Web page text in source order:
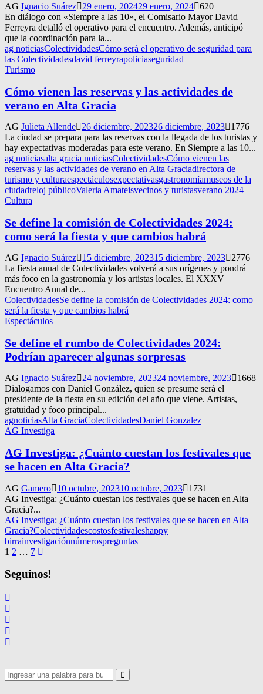
AG Ignacio Suárez 29 enero, 202429 enero, 2024 620
En diálogo con «Siempre a las 10», el Comisario Mayor David
Ferreyra detalló el operativo para el encuentro. Además, anticipó
que la coordinación para la...
ag noticiasColectividadesCómo será el operativo de seguridad para
las Colectividadesdavid ferreyrapoliciaseguridad
Turismo
Cómo vienen las reservas y las actividades de
verano en Alta Gracia
AG Julieta Allende 26 diciembre, 202326 diciembre, 2023
1776
La ciudad se prepara para las reservas con la llegada de los turistas y
hay expectativas moderadas para este verano. En Siempre a las 10...
ag noticiasalta gracia noticiasColectividadesCómo vienen las
reservas y las actividades de verano en Alta Graciadirectora de
turismo y culturaespectáculosexpectativasgastronomíamuseos de la
ciudadreloj públicoValeria Amateisvecinos y turistasverano 2024
Cultura
Se define la comisión de Colectividades 2024:
como será la fiesta y que cambios habrá
AG Ignacio Suárez 15 diciembre, 202315 diciembre, 2023
2776
La fiesta anual de Colectividades volverá a sus orígenes y pondrá
más foco en la gastronomía y los artistas locales. El XXXV
Encuentro Anual de...
ColectividadesSe define la comisión de Colectividades 2024: como
será la fiesta y que cambios habrá
Espectáculos
Se define el rumbo de Colectividades 2024:
Podrían aparecer algunas sorpresas
AG Ignacio Suárez 24 noviembre, 202324 noviembre, 2023
1668
Dialogamos con Daniel González, quien se presume será el
presidente de la fiesta en su edición del año que viene. Artistas,
gratuidad y foco principal...
agnoticiasAlta GraciaColectividadesDaniel Gonzalez
AG Investiga
AG Investiga: ¿Cuánto cuestan los festivales que
se hacen en Alta Gracia?
AG Gamero 10 octubre, 202310 octubre, 2023
1731
AG Investiga: ¿Cuánto cuestan los festivales que se hacen en Alta
Gracia?...
AG Investiga: ¿Cuánto cuestan los festivales que se hacen en Alta
Gracia?Colectividadescostosfestivaleshappy
birrainvestigaciónnúmerospreguntas
Navegación
de
entradas
1 2 … 7
Seguinos!
Search
for:
Search